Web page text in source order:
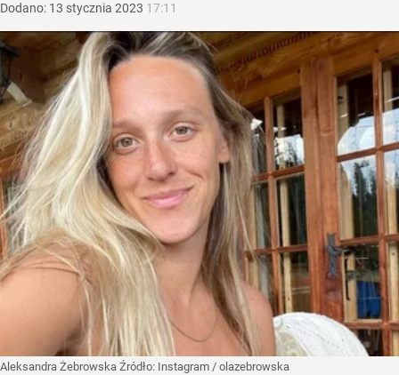
Dodano: 13 stycznia 2023 17:11
Aleksandra Żebrowska Źródło: Instagram / olazebrowska